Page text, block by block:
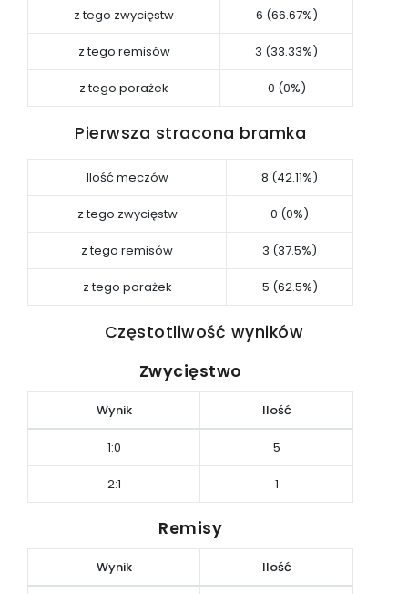
z tego zwycięstw 6 (66.67%)
z tego remisów 3 (33.33%)
z tego porażek 0 (0%)
Pierwsza stracona bramka
Ilość meczów 8 (42.11%)
z tego zwycięstw 0 (0%)
z tego remisów 3 (37.5%)
z tego porażek 5 (62.5%)
Częstotliwość wyników
Zwycięstwo
Wynik Ilość
1:0 5
2:1 1
Remisy
Wynik Ilość